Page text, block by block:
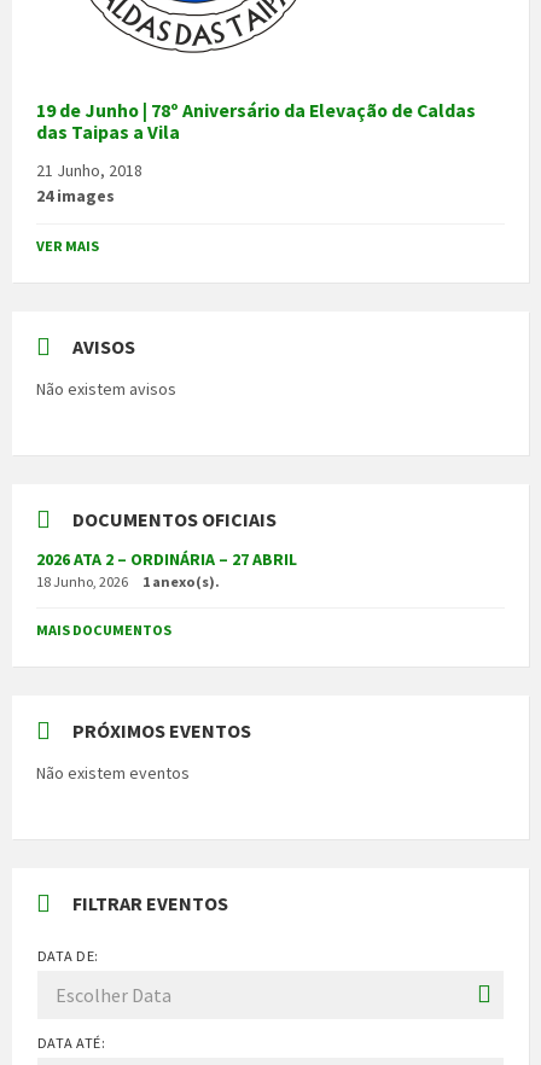
19 de Junho | 78º Aniversário da Elevação de Caldas
das Taipas a Vila
21 Junho, 2018
24 images
VER MAIS
AVISOS
Não existem avisos
DOCUMENTOS OFICIAIS
2026 ATA 2 – ORDINÁRIA – 27 ABRIL
18 Junho, 2026 1 anexo(s).
MAIS DOCUMENTOS
PRÓXIMOS EVENTOS
Não existem eventos
FILTRAR EVENTOS
DATA DE:
DATA ATÉ: